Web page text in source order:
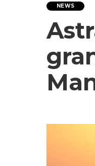
NEWS